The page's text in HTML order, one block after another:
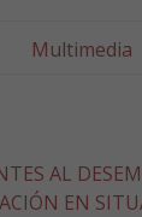
Multimedia
AL
EN